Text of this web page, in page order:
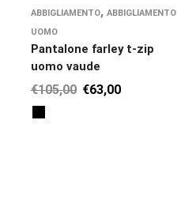
ABBIGLIAMENTO, ABBIGLIAMENTO
UOMO
Pantalone farley t-zip
uomo vaude
€105,00 €63,00